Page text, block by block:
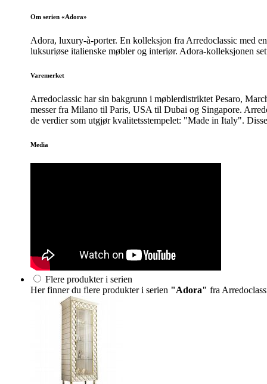
Om serien «Adora»
Adora, luxury-à-porter. En kolleksjon fra Arredoclassic med
luksuriøse italienske møbler og interiør. Adora-kolleksjonen
Varemerket
Arredoclassic har sin bakgrunn i møblerdistriktet Pesaro,
messer fra Milano til Paris, USA til Dubai og Singapore.
de verdier som utgjør kvalitetsstempelet: "Made in Italy".
Media
Flere produkter i serien
Her finner du flere produkter i serien "Adora" fra